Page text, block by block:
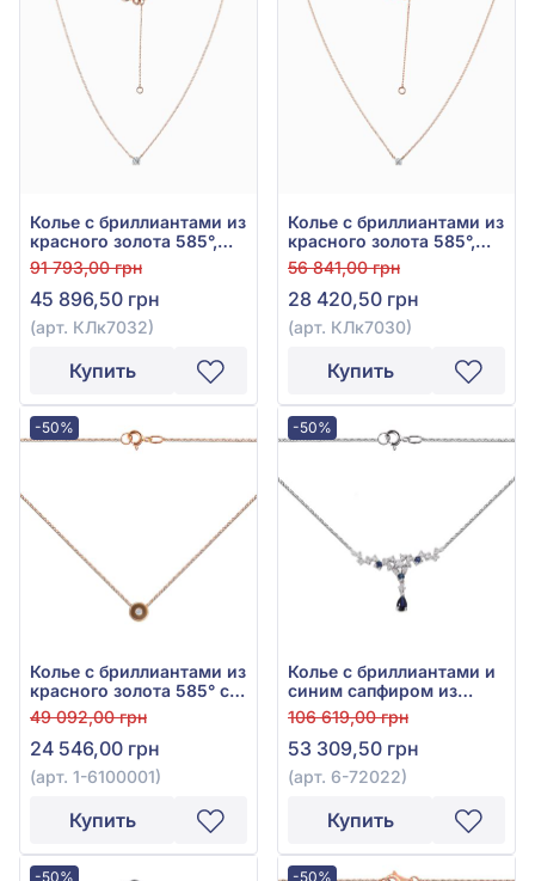
Колье с бриллиантами из
красного золота 585°,
бриллиант 0,24ct, арт.
КЛк7032
91 793,00 грн
45 896,50 грн
(арт. КЛк7032)
Купить
Колье с бриллиантами из
красного золота 585°,
Бриллиант 0,1ct, арт.
КЛк7030
56 841,00 грн
28 420,50 грн
(арт. КЛк7030)
Купить
-50%
Колье с бриллиантами из
красного золота 585° с
бриллиантом 0,01ct, арт.
1-6100001
49 092,00 грн
24 546,00 грн
(арт. 1-6100001)
Купить
-50%
Колье с бриллиантами и
синим сапфиром из
белого золота 585°, арт.
6-72022
106 619,00 грн
53 309,50 грн
(арт. 6-72022)
Купить
-50% -50%